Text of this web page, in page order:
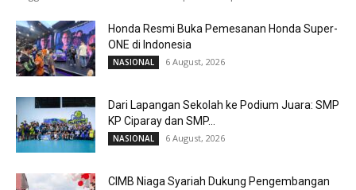
Honda Resmi Buka Pemesanan Honda Super-
ONE di Indonesia
NASIONAL 6 August, 2026
Dari Lapangan Sekolah ke Podium Juara: SMP
KP Ciparay dan SMP...
NASIONAL 6 August, 2026
CIMB Niaga Syariah Dukung Pengembangan